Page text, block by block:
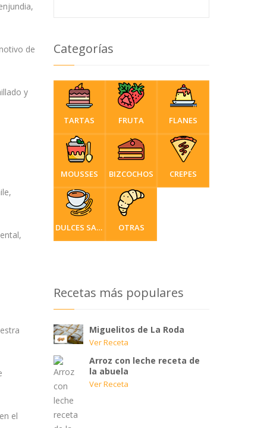
de
y
el
Categorías
TARTAS FRUTA FLANES
MOUSSES BIZCOCHOS CREPES
DULCES SARTÉN OTRAS
Recetas más populares
Miguelitos de La Roda
Ver Receta
Arroz con leche receta de
la abuela
Ver Receta